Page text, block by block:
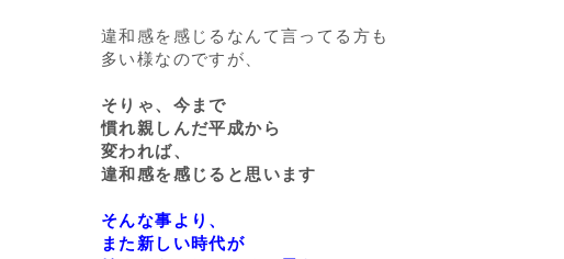
違和感を感じるなんて言ってる方も
多い様なのですが、
そりゃ、今まで
慣れ親しんだ平成から
変われば、
違和感を感じると思います
そんな事より、
また新しい時代が